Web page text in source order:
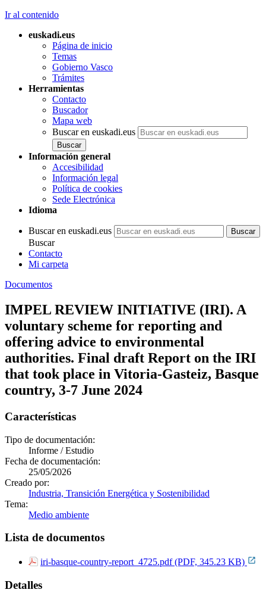
Ir al contenido
euskadi.eus
Página de inicio
Temas
Gobierno Vasco
Trámites
Herramientas
Contacto
Buscador
Mapa web
Buscar en euskadi.eus
Información general
Accesibilidad
Información legal
Política de cookies
Sede Electrónica
Idioma
Buscar en euskadi.eus
Buscar
Contacto
Mi carpeta
Documentos
IMPEL REVIEW INITIATIVE (IRI). A
voluntary scheme for reporting and
offering advice to environmental
authorities. Final draft Report on the IRI
that took place in Vitoria-Gasteiz, Basque
country, 3-7 June 2024
Características
Tipo de documentación:
Informe / Estudio
Fecha de documentación:
25/05/2026
Creado por:
Industria, Transición Energética y Sostenibilidad
Tema:
Medio ambiente
Lista de documentos
iri-basque-country-report_4725.pdf (PDF, 345.23 KB)
Detalles